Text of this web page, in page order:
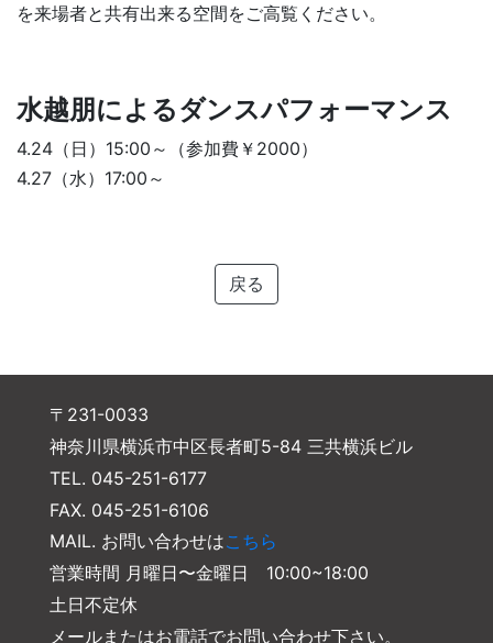
を来場者と共有出来る空間をご高覧ください。
水越朋によるダンスパフォーマンス
4.24（日）15:00～（参加費￥2000）
4.27（水）17:00～
戻る
〒231-0033
神奈川県横浜市中区長者町5-84 三共横浜ビル
TEL. 045-251-6177
FAX. 045-251-6106
MAIL. お問い合わせはこちら
営業時間 月曜日〜金曜日 10:00~18:00
土日不定休
メールまたはお電話でお問い合わせ下さい。